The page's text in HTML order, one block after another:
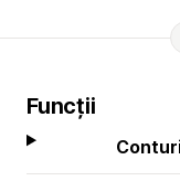
Funcții